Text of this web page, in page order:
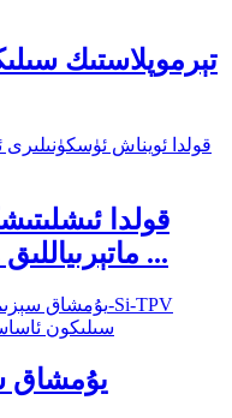
قولدا
ماتېرىياللىق ھەل قىلىش چارىلىرى ...
يۇمشاق